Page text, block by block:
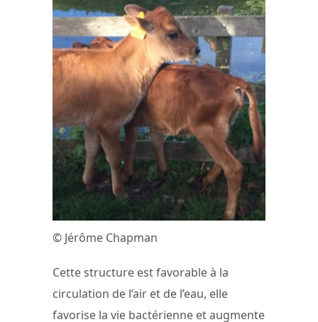
© Jérôme Chapman
Cette structure est favorable à la
circulation de l’air et de l’eau, elle
favorise la vie bactérienne et augmente